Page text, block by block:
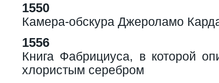
1550
Камера-обскура Джероламо
1556
Книга Фабрициуса, в которой
хлористым серебром